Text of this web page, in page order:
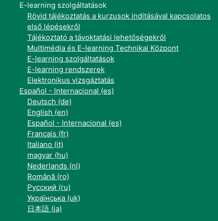
E-learning szolgáltatások
Rövid tájékoztatás a kurzusok indításával kapcsolatos
első lépésekről
Tájékoztató a távoktatási lehetőségekről
Multimédia és E-learning Technikai Központ
E-learning szolgáltatások
E-learning rendszerek
Elektronikus vizsgáztatás
Español - Internacional ‎(es)‎
Deutsch ‎(de)‎
English ‎(en)‎
Español - Internacional ‎(es)‎
Français ‎(fr)‎
Italiano ‎(it)‎
magyar ‎(hu)‎
Nederlands ‎(nl)‎
Română ‎(ro)‎
Русский ‎(ru)‎
Українська ‎(uk)‎
日本語 ‎(ja)‎